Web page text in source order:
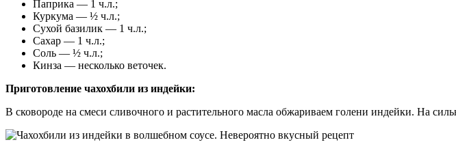
Паприка — 1 ч.л.;
Куркума — ½ ч.л.;
Сухой базилик — 1 ч.л.;
Сахар — 1 ч.л.;
Соль — ½ ч.л.;
Кинза — несколько веточек.
Приготовление чахохбили из индейки:
В сковороде на смеси сливочного и растительного масла обжариваем голени индейки. На